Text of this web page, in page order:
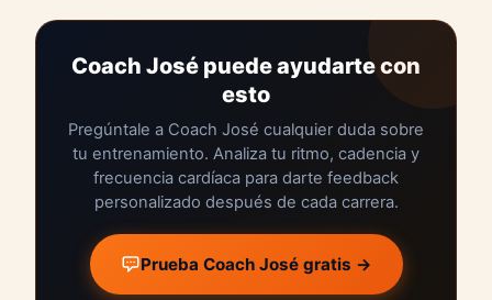
Coach José puede ayudarte con
esto
Pregúntale a Coach José cualquier duda sobre
tu entrenamiento. Analiza tu ritmo, cadencia y
frecuencia cardíaca para darte feedback
personalizado después de cada carrera.
Prueba Coach José gratis →